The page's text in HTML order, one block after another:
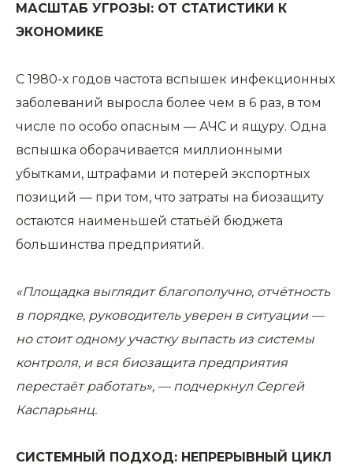
МАСШТАБ УГРОЗЫ: ОТ СТАТИСТИКИ К
ЭКОНОМИКЕ
С 1980-х годов частота вспышек инфекционных
заболеваний выросла более чем в 6 раз, в том
числе по особо опасным — АЧС и ящуру. Одна
вспышка оборачивается миллионными
убытками, штрафами и потерей экспортных
позиций — при том, что затраты на биозащиту
остаются наименьшей статьёй бюджета
большинства предприятий.
«Площадка выглядит благополучно, отчётность
в порядке, руководитель уверен в ситуации —
но стоит одному участку выпасть из системы
контроля, и вся биозащита предприятия
перестаёт работать», — подчеркнул Сергей
Каспарьянц.
СИСТЕМНЫЙ ПОДХОД: НЕПРЕРЫВНЫЙ ЦИКЛ